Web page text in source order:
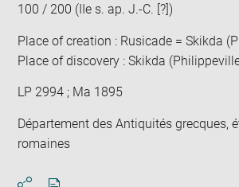
100 / 200 (IIe s. ap. J.-C. [?])
Place of creation : Rusicade = Skikda
Place of discovery : Skikda
LP 2994 ; Ma 1895
Département des Antiquités grecques,
romaines